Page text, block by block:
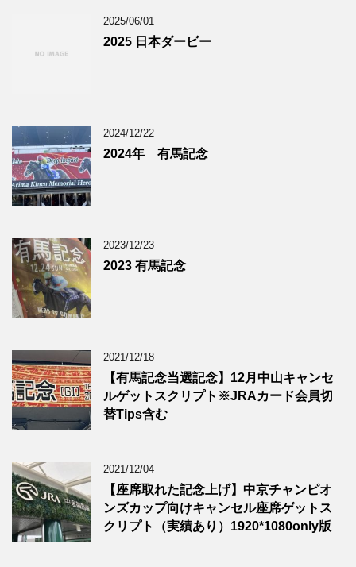
2025/06/01
2025 日本ダービー
2024/12/22
2024年 有馬記念
2023/12/23
2023 有馬記念
2021/12/18
【有馬記念当選記念】12月中山キャンセ
ルゲットスクリプト※JRAカード会員切
替Tips含む
2021/12/04
【座席取れた記念上げ】中京チャンピオ
ンズカップ向けキャンセル座席ゲットス
クリプト（実績あり）1920*1080only版